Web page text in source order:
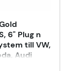
6" Plug n
till VW,
Audi